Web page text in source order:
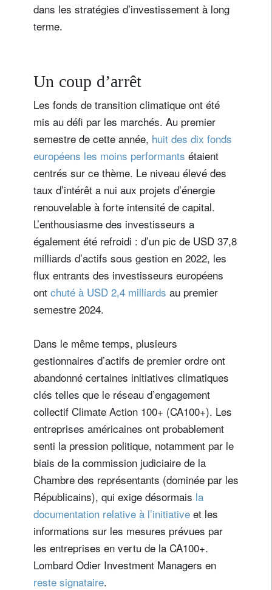
dans les stratégies d’investissement à long
terme.
Un coup d’arrêt
Les fonds de transition climatique ont été
mis au défi par les marchés. Au premier
semestre de cette année, huit des dix fonds
européens les moins performants étaient
centrés sur ce thème. Le niveau élevé des
taux d’intérêt a nui aux projets d’énergie
renouvelable à forte intensité de capital.
L’enthousiasme des investisseurs a
également été refroidi : d’un pic de USD 37,8
milliards d’actifs sous gestion en 2022, les
flux entrants des investisseurs européens
ont chuté à USD 2,4 milliards au premier
semestre 2024.
Dans le même temps, plusieurs
gestionnaires d’actifs de premier ordre ont
abandonné certaines initiatives climatiques
clés telles que le réseau d’engagement
collectif Climate Action 100+ (CA100+). Les
entreprises américaines ont probablement
senti la pression politique, notamment par le
biais de la commission judiciaire de la
Chambre des représentants (dominée par les
Républicains), qui exige désormais la
documentation relative à l’initiative et les
informations sur les mesures prévues par
les entreprises en vertu de la CA100+.
Lombard Odier Investment Managers en
reste signataire.